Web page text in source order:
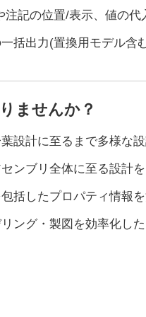
注記の位置/表示、値の代
括出力(置換用モデル含
ませんか？
設計に至るまで多様な
ンブリ全体に至る設計
括したプロパティ情報
ング・製図を効率化し